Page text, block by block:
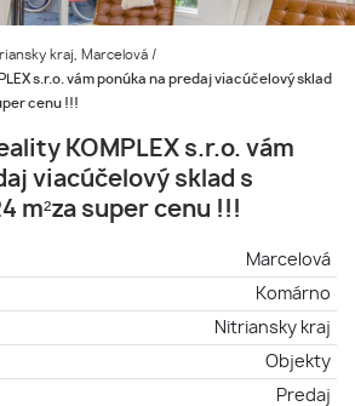
kraj, Marcelová /
s.r.o. vám ponúka na predaj viacúčelový sklad
cenu !!!
KOMPLEX s.r.o. vám
viacúčelový sklad s
m²za super cenu !!!
Marcelová
Komárno
Nitriansky kraj
Objekty
Predaj